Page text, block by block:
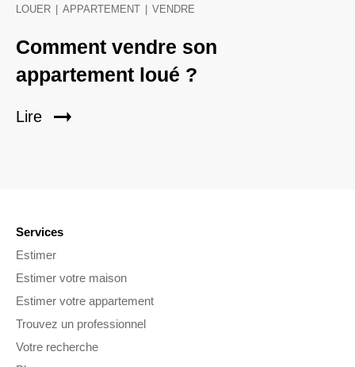
LOUER APPARTEMENT VENDRE
Comment vendre son
appartement loué ?
Lire
Services
Estimer
Estimer votre maison
Estimer votre appartement
Trouvez un professionnel
Votre recherche